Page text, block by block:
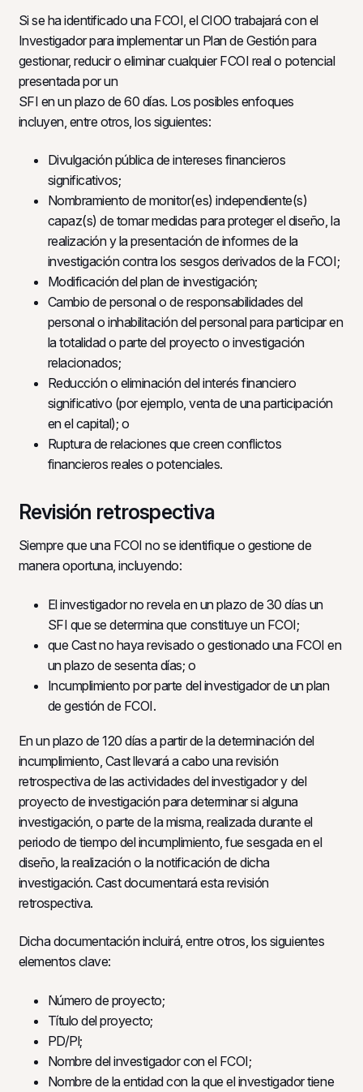
Si se ha identificado una FCOI, el CIOO trabajará con el
Investigador para implementar un Plan de Gestión para
gestionar, reducir o eliminar cualquier FCOI real o potencial
presentada por un
SFI en un plazo de 60 días. Los posibles enfoques
incluyen, entre otros, los siguientes:
Divulgación pública de intereses financieros
significativos;
Nombramiento de monitor(es) independiente(s)
capaz(s) de tomar medidas para proteger el diseño, la
realización y la presentación de informes de la
investigación contra los sesgos derivados de la FCOI;
Modificación del plan de investigación;
Cambio de personal o de responsabilidades del
personal o inhabilitación del personal para participar en
la totalidad o parte del proyecto o investigación
relacionados;
Reducción o eliminación del interés financiero
significativo (por ejemplo, venta de una participación
en el capital); o
Ruptura de relaciones que creen conflictos
financieros reales o potenciales.
Revisión retrospectiva
Siempre que una FCOI no se identifique o gestione de
manera oportuna, incluyendo:
El investigador no revela en un plazo de 30 días un
SFI que se determina que constituye un FCOI;
que Cast no haya revisado o gestionado una FCOI en
un plazo de sesenta días; o
Incumplimiento por parte del investigador de un plan
de gestión de FCOI.
En un plazo de 120 días a partir de la determinación del
incumplimiento, Cast llevará a cabo una revisión
retrospectiva de las actividades del investigador y del
proyecto de investigación para determinar si alguna
investigación, o parte de la misma, realizada durante el
periodo de tiempo del incumplimiento, fue sesgada en el
diseño, la realización o la notificación de dicha
investigación. Cast documentará esta revisión
retrospectiva.
Dicha documentación incluirá, entre otros, los siguientes
elementos clave:
Número de proyecto;
Título del proyecto;
PD/Pl;
Nombre del investigador con el FCOI;
Nombre de la entidad con la que el investigador tiene